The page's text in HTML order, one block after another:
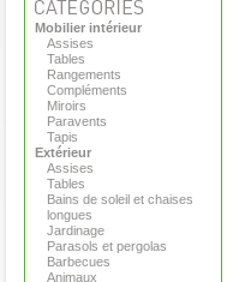
Mobilier intérieur
Assises
Tables
Rangements
Compléments
Miroirs
Paravents
Tapis
Extérieur
Assises
Tables
Bains de soleil et chaises
longues
Jardinage
Parasols et pergolas
Barbecues
Animaux